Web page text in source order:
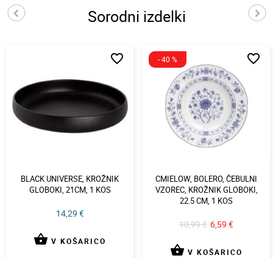
Sorodni izdelki
favorite_border
BLACK UNIVERSE, KROŽNIK
GLOBOKI, 21CM, 1 KOS
14,29 €
shopping_basket V KOŠARICO
- 40 % favorite_border
CMIELOW, BOLERO, ČEBULNI
VZOREC, KROŽNIK GLOBOKI,
22.5 CM, 1 KOS
10,99 € 6,59 €
shopping_basket V KOŠARICO